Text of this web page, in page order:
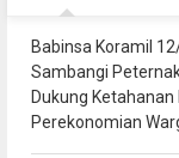
Babinsa Koramil
Sambangi
Dukung Ketahanan
Perekonomian